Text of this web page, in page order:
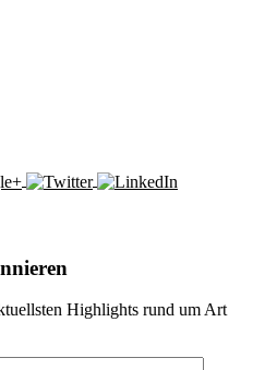
Highlights rund um Art